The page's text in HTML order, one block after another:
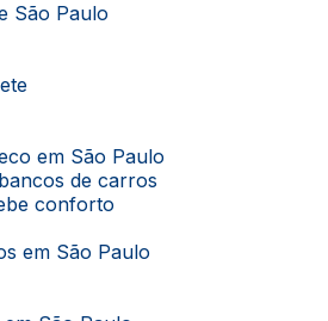
São Paulo
em São Paulo
bancos de carros
conforto
em São Paulo